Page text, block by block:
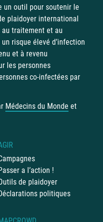
un outil pour soutenir le
plaidoyer international
au traitement et au
risque élevé d’infection
et à revenu
les personnes
co-infectées par
Médecins du Monde et
a l’action !
de plaidoyer
politiques